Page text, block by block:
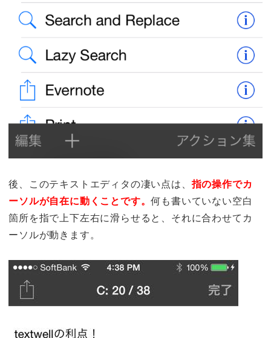
後、このテキストエディタの凄い点は、指の操作でカ
ーソルが自在に動くことです。何も書いていない空白
箇所を指で上下左右に滑らせると、それに合わせてカ
ーソルが動きます。